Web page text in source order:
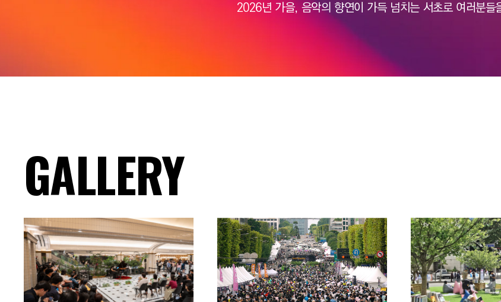
2026년 가을, 음악의 향연이 가득 넘치는 서초로 여러분들
GALLERY